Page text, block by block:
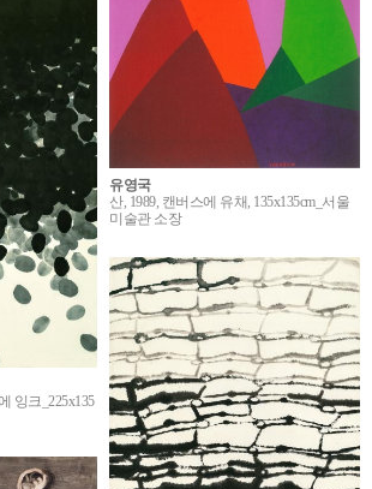
잉크_225x135
유영국
산, 1989, 캔버스에 유채, 135x135cm_서울
미술관 소장